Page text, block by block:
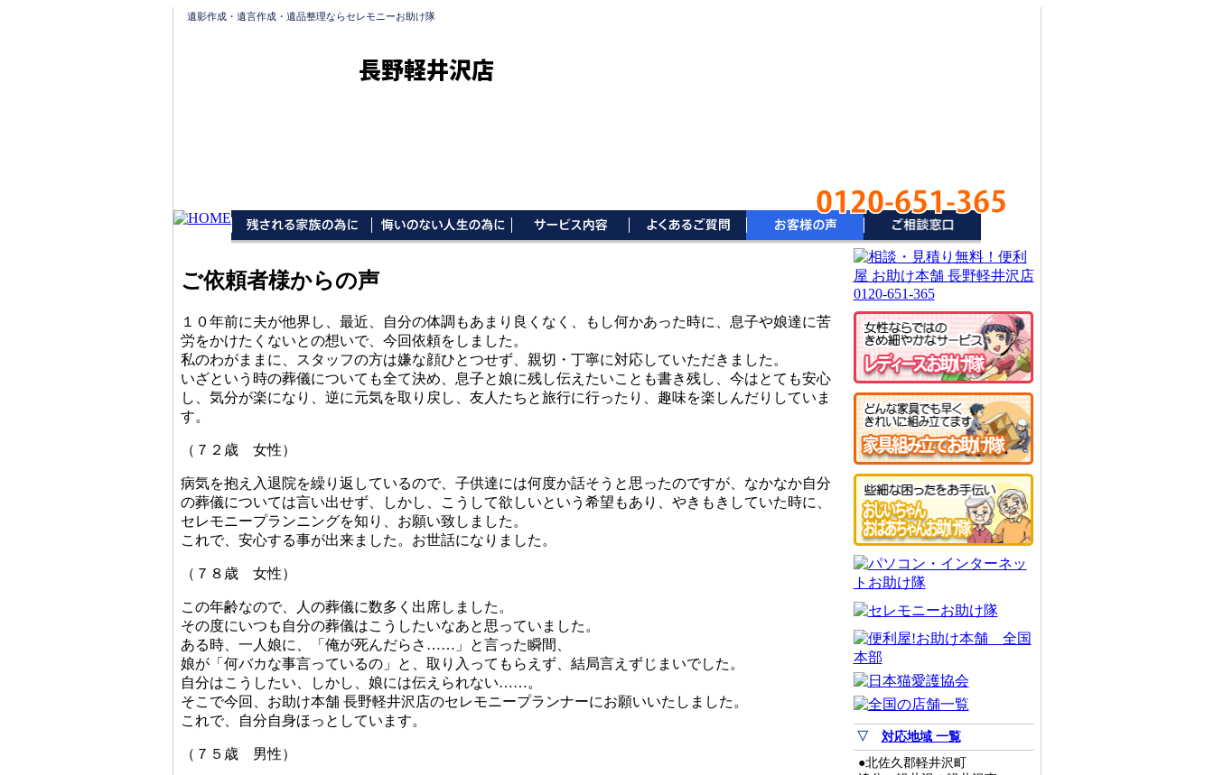
遺影作成・遺言作成・遺品整理ならセレモニーお助け隊
長野軽井沢店
0120-651-365
ご依頼者様からの声
１０年前に夫が他界し、最近、自分の体調もあまり良くなく、もし何かあった時に、息子や娘達に苦
労をかけたくないとの想いで、今回依頼をしました。
私のわがままに、スタッフの方は嫌な顔ひとつせず、親切・丁寧に対応していただきました。
いざという時の葬儀についても全て決め、息子と娘に残し伝えたいことも書き残し、今はとても安心
し、気分が楽になり、逆に元気を取り戻し、友人たちと旅行に行ったり、趣味を楽しんだりしていま
す。
（７２歳 女性）
病気を抱え入退院を繰り返しているので、子供達には何度か話そうと思ったのですが、なかなか自分
の葬儀については言い出せず、しかし、こうして欲しいという希望もあり、やきもきしていた時に、
セレモニープランニングを知り、お願い致しました。
これで、安心する事が出来ました。お世話になりました。
（７８歳 女性）
この年齢なので、人の葬儀に数多く出席しました。
その度にいつも自分の葬儀はこうしたいなあと思っていました。
ある時、一人娘に、「俺が死んだらさ……」と言った瞬間、
娘が「何バカな事言っているの」と、取り入ってもらえず、結局言えずじまいでした。
自分はこうしたい、しかし、娘には伝えられない……。
そこで今回、お助け本舗 長野軽井沢店のセレモニープランナーにお願いいたしました。
これで、自分自身ほっとしています。
（７５歳 男性）
▽ 対応地域 一覧
●北佐久郡軽井沢町